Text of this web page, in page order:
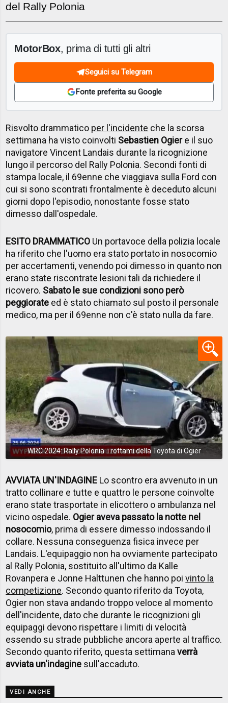
del Rally Polonia
MotorBox, prima di tutti gli altri
Seguici su Telegram
Fonte preferita su Google
Risvolto drammatico per l'incidente che la scorsa
settimana ha visto coinvolti Sebastien Ogiere il suo
navigatore Vincent Landais durante la ricognizione
lungo il percorso del Rally Polonia. Secondi fonti di
stampa locale, il 69enne che viaggiava sulla Ford con
cui si sono scontrati frontalmente è deceduto alcuni
giorni dopo l'episodio, nonostante fosse stato
dimesso dall'ospedale.
ESITO DRAMMATICO Un portavoce della polizia locale
ha riferito che l'uomo era stato portato in nosocomio
per accertamenti, venendo poi dimesso in quanto non
erano state riscontrate lesioni tali da richiedere il
ricovero. Sabato le sue condizioni sono però
peggiorate ed è stato chiamato sul posto il personale
medico, ma per il 69enne non c'è stato nulla da fare.
WRC 2024: Rally Polonia: i rottami della Toyota di Ogier
AVVIATA UN'INDAGINE Lo scontro era avvenuto in un
tratto collinare e tutte e quattro le persone coinvolte
erano state trasportate in elicottero o ambulanza nel
vicino ospedale. Ogier aveva passato la notte nel
nosocomio, prima di essere dimesso indossando il
collare. Nessuna conseguenza fisica invece per
Landais. L'equipaggio non ha ovviamente partecipato
al Rally Polonia, sostituito all'ultimo da Kalle
Rovanpera e Jonne Halttunen che hanno poivinto la
competizione. Secondo quanto riferito da Toyota,
Ogier non stava andando troppo veloce al momento
dell'incidente, dato che durante le ricognizioni gli
equipaggi devono rispettare i limiti di velocità
essendo su strade pubbliche ancora aperte al traffico.
Secondo quanto riferito, questa settimanaverrà
avviata un'indagine sull'accaduto.
VEDI ANCHE